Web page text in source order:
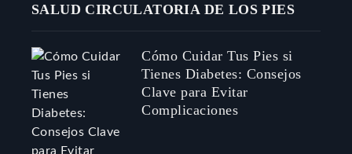
SALUD CIRCULATORIA DE LOS PIES
Cómo Cuidar Tus Pies si
Tienes Diabetes: Consejos
Clave para Evitar
Complicaciones